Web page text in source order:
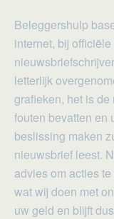
Beleggershulp
internet, bij
letterlijk
grafieken, het is
fouten bevatten en
beslissing maken
nieuwsbrief leest.
advies om acties
wat wij doen met
uw geld en blijft